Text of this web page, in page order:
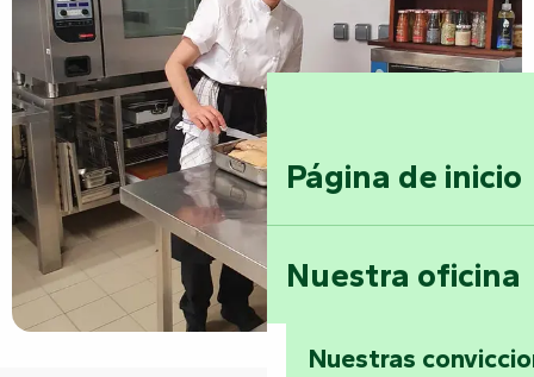
Página de inicio
Nuestra oficina
Nuestras